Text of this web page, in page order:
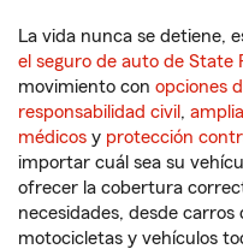
La vida nunca se detiene,
el seguro de auto de State
movimiento con opciones
responsabilidad civil , amplia
médicos y protección
importar cuál sea su
ofrecer la cobertura
necesidades, desde carros
motocicletas y vehículos